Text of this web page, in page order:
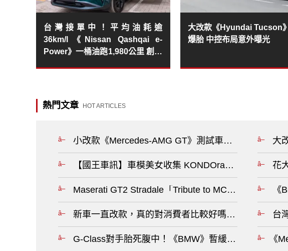
台灣接單中！平均油耗逾
36km/l《Nissan Qashqai e-
Power》一桶油跑1,980公里 創金
大改款《Hyundai Tucson
爆胎 中控布局意外曝光
熱門文章 HOT ARTICLES
小改款《Mercedes-AMG GT》測試車失火 目擊者：
【國王車訊】車模美女收集 KONDOracing 織田真実
Maserati GT2 Stradale「Tribute to MC12」全球首
新車一直改款，真的對消費者比較好嗎？?
G-Class對手胎死腹中！《BMW》暫緩越野休旅車開
大
花
《
台
《